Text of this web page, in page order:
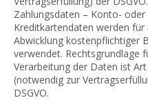
Zahlungsdaten – Konto- oder
Kreditkartendaten werden für
Abwicklung kostenpflichtiger
verwendet. Rechtsgrundlage
Verarbeitung der Daten ist
(notwendig zur
DSGVO.